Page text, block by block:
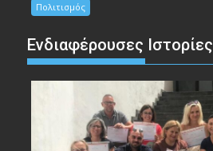
Πολιτισμός
Ενδιαφέρουσες Ιστορίες